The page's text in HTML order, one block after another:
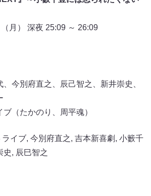
月） 深夜 25:09 ～ 26:09
今別府直之、辰己智之、新井崇史、
（たかのり、周平魂）
ライブ, 今別府直之, 吉本新喜劇 , 小籔千
史, 辰巳智之